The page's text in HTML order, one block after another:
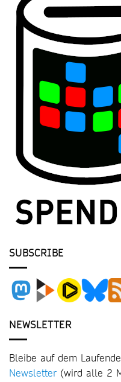
SUBSCRIBE
NEWSLETTER
Bleibe auf dem
Newsletter (wird alle 2